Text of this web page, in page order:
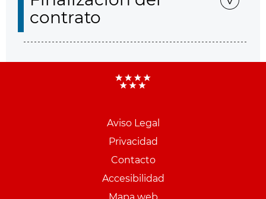
contrato
Aviso Legal
Privacidad
Contacto
Accesibilidad